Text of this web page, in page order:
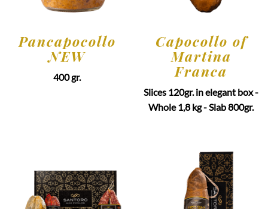
Pancapocollo
NEW
400 gr.
Capocollo of
Martina
Franca
Slices 120gr. in elegant box -
Whole 1,8 kg - Slab 800gr.